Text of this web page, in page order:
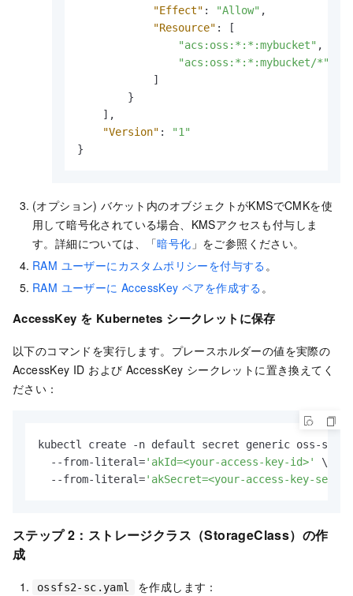
"Effect" : "Allow" ,
"Resource" :
[
"acs:oss:*:*:mybucket" ,
"acs:oss:*:*:mybucket/*"
]
}
] ,
"Version" :
"1"
}
(オプション) バケット内のオブジェクトがKMSでCMKを使
用して暗号化されている場合、KMSアクセスも付与しま
す。詳細については、「暗号化 」をご参照ください。
RAM ユーザーにカスタムポリシーを付与する 。
RAM ユーザーに AccessKey ペアを作成する 。
AccessKey を Kubernetes シークレットに保存
以下のコマンドを実行します。プレースホルダーの値を実際の
AccessKey ID および AccessKey シークレットに置き換えてく
ださい：
kubectl create -n default secret generic oss-
  --from-literal=
'akId=<your-access-key-id>'
\
  --from-literal=
'akSecret=<your-access-key-
ステップ 2：ストレージクラス（StorageClass）の作
成
ossfs2-sc.yaml
を作成します：